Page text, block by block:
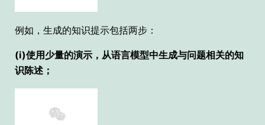
例如，生成的知识提示包括两步：
(i)使用少量的演示，从语言模型中生成与问题相关的知
识陈述；